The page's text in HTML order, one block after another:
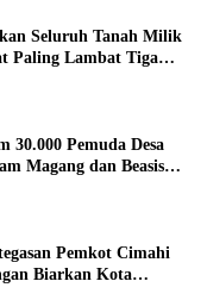
Seluruh Tanah Milik
Paling Lambat Tiga
30.000 Pemuda Desa
Magang dan Beasiswa
Pemkot Cimahi
Biarkan Kota